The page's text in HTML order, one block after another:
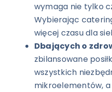
wymaga nie tylko
Wybierając
więcej czasu dla
Dbających o
zbilansowane
wszystkich
mikroelementów,